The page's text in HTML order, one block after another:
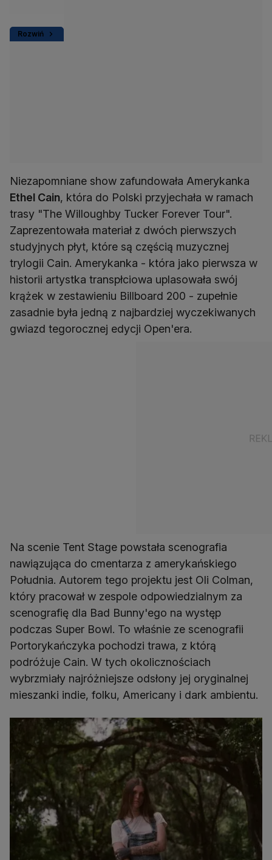
Rozwiń
Niezapomniane show zafundowała Amerykanka
Ethel Cain, która do Polski przyjechała w ramach
trasy "The Willoughby Tucker Forever Tour".
Zaprezentowała materiał z dwóch pierwszych
studyjnych płyt, które są częścią muzycznej
trylogii Cain. Amerykanka - która jako pierwsza w
historii artystka transpłciowa uplasowała swój
krążek w zestawieniu Billboard 200 - zupełnie
zasadnie była jedną z najbardziej wyczekiwanych
gwiazd tegorocznej edycji Open'era.
Na scenie Tent Stage powstała scenografia
nawiązująca do cmentarza z amerykańskiego
Południa. Autorem tego projektu jest Oli Colman,
który pracował w zespole odpowiedzialnym za
scenografię dla Bad Bunny'ego na występ
podczas Super Bowl. To właśnie ze scenografii
Portorykańczyka pochodzi trawa, z którą
podróżuje Cain. W tych okolicznościach
wybrzmiały najróżniejsze odsłony jej oryginalnej
mieszanki indie, folku, Americany i dark ambientu.